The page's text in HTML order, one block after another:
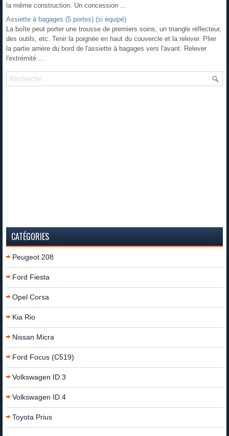
la même construction. Un concession ...
Assiette à bagages (5 portes) (si équipé)
La boîte peut porter une trousse de premiers soins, un triangle réflecteur,
des outils, etc. Tenir la poignée en haut du couvercle et la relever. Plier
la partie arrière du bord de l'assiette à bagages vers l'avant. Relever
l'extrémité ...
CATÉGORIES
Peugeot 208
Ford Fiesta
Opel Corsa
Kia Rio
Nissan Micra
Ford Focus (C519)
Volkswagen ID.3
Volkswagen ID.4
Toyota Prius